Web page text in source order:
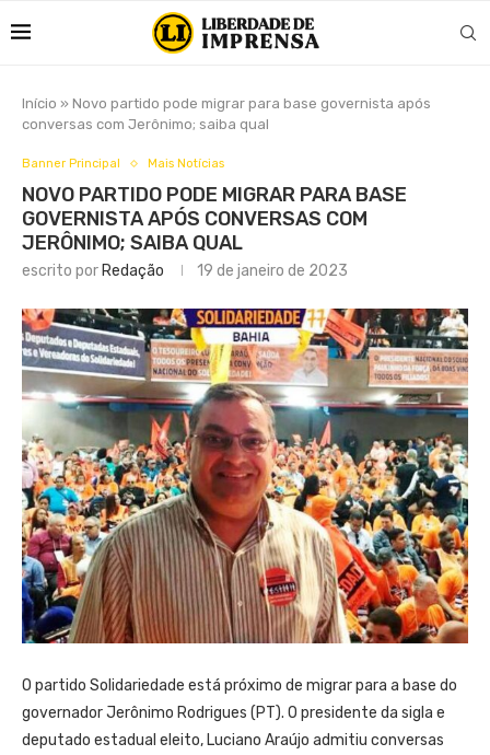
Início » Novo partido pode migrar para base governista após
conversas com Jerônimo; saiba qual
Banner Principal Mais Notícias
NOVO PARTIDO PODE MIGRAR PARA BASE
GOVERNISTA APÓS CONVERSAS COM
JERÔNIMO; SAIBA QUAL
escrito por Redação 19 de janeiro de 2023
O partido Solidariedade está próximo de migrar para a base do
governador Jerônimo Rodrigues (PT). O presidente da sigla e
deputado estadual eleito, Luciano Araújo admitiu conversas